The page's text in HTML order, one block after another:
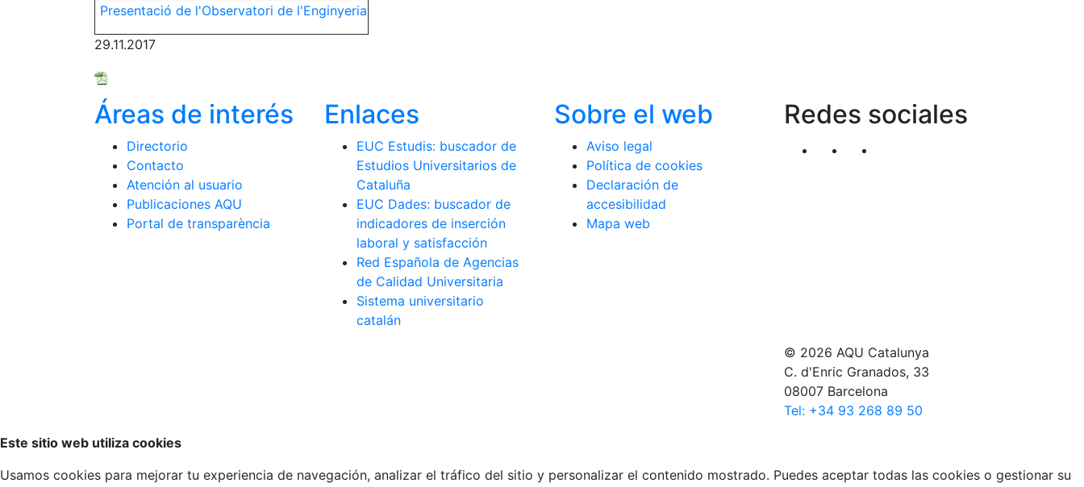
Presentació de l'Observatori de l'Enginyeria
29.11.2017
Áreas de interés
Directorio
Contacto
Atención al usuario
Publicaciones AQU
Portal de transparència
Enlaces
EUC Estudis: buscador de
Estudios Universitarios de
Cataluña
EUC Dades: buscador de
indicadores de inserción
laboral y satisfacción
Red Española de Agencias
de Calidad Universitaria
Sistema universitario
catalán
Sobre el web
Aviso legal
Política de cookies
Declaración de
accesibilidad
Mapa web
Redes sociales
Segueix-nos al nostre canal de Twitter
© 2026 AQU Catalunya
C. d'Enric Granados, 33
08007 Barcelona
Tel: +34 93 268 89 50
Volver arriba
Este sitio web utiliza cookies
Usamos cookies para mejorar tu experiencia de navegación, analizar el tráfico del sitio y personalizar el contenido mostrado. Puedes aceptar todas las cookies o gestionar su